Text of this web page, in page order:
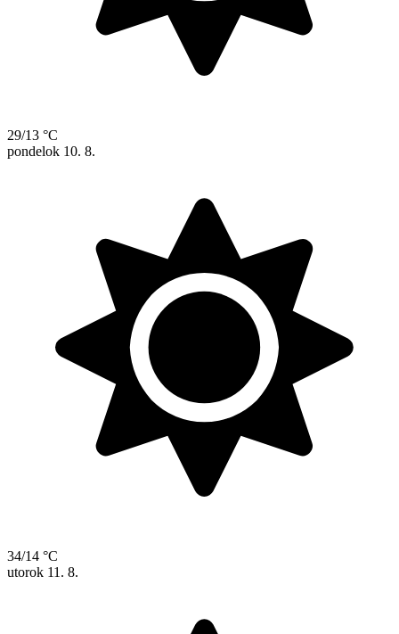
29/13 °C
pondelok 10. 8.
34/14 °C
utorok 11. 8.